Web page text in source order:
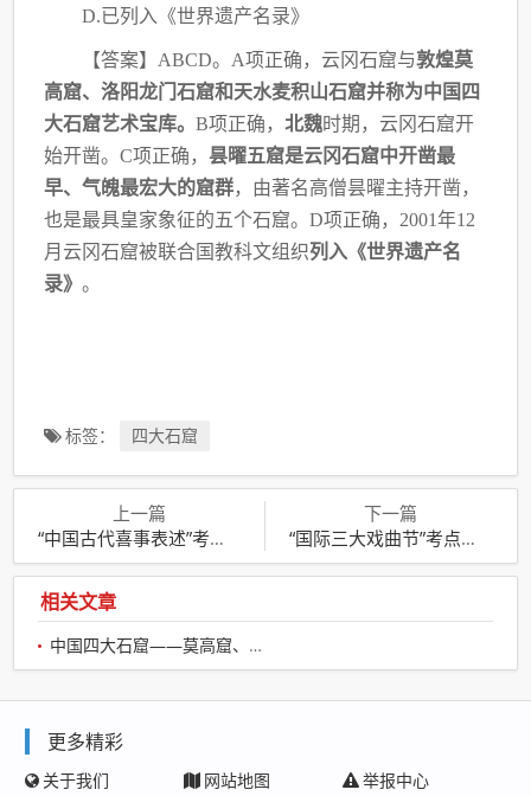
D.已列入《世界遗产名录》
【答案】 ABCD。A项正确，云冈石窟与敦煌莫
高窟、洛阳龙门石窟和天水麦积山石窟并称为中国四
大石窟艺术宝库。B项正确，北魏时期，云冈石窟开
始开凿。C项正确，昙曜五窟是云冈石窟中开凿最
早、气魄最宏大的窟群，由著名高僧昙曜主持开凿，
也是最具皇家象征的五个石窟。D项正确，2001年12
月云冈石窟被联合国教科文组织列入《世界遗产名
录》。
标签： 四大石窟
上一篇
“中国古代喜事表述”考点汇总
下一篇
“国际三大戏曲节”考点汇总
相关文章
中国四大石窟——莫高窟、云冈石窟、龙门石窟、麦积山石窟
更多精彩
关于我们 网站地图 举报中心